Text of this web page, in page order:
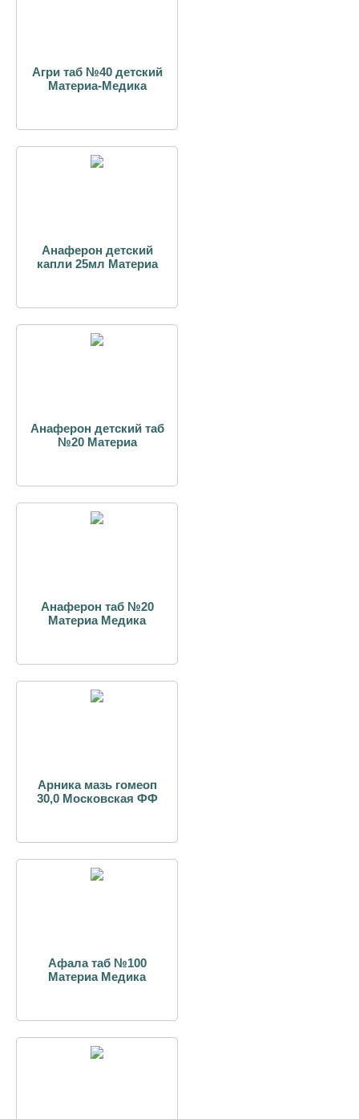
Агри таб №40 детский
Материа-Медика
Анаферон детский
капли 25мл Материа
Анаферон детский таб
№20 Материа
Анаферон таб №20
Материа Медика
Арника мазь гомеоп
30,0 Московская ФФ
Афала таб №100
Материа Медика